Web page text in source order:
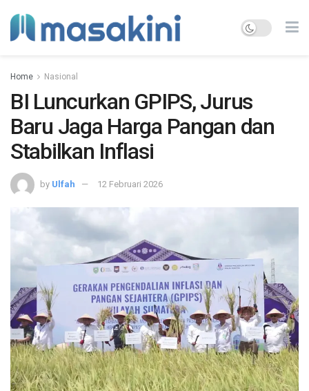
Home Nasional
BI Luncurkan GPIPS, Jurus
Baru Jaga Harga Pangan dan
Stabilkan Inflasi
by Ulfah 12 Februari 2026